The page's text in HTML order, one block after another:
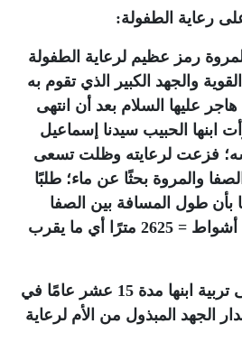
رمز عظيم لرعاية الطفولة
والجهد الكبير الذي تقوم به
هاجر عليها السلام بعد أن انتهى
ابنها الحبيب سيدنا إسماعيل
فزعت لرعايته وظلت تسعى
والمروة بحثًا عن ماء؛ طلبًا
بأن طول المسافة بين الصفا
والمروة (375 متراً) × 7 أشواط = 2625 مترًا أي ما يقرب
- وكذلك حرص الأم على تربية ابنها مدة 15 عشر عامًا في
الجهد المبذول من الأم لرعاية